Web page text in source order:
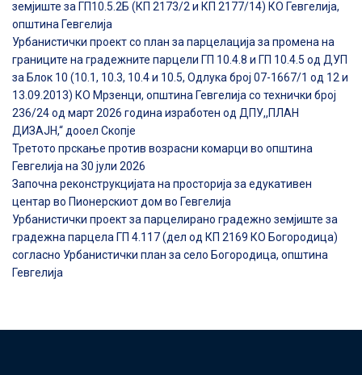
земјиште за ГП10.5.2Б (КП 2173/2 и КП 2177/14) КО Гевгелија,
општина Гевгелија
Урбанистички проект со план за парцелација за промена на
границите на градежните парцели ГП 10.4.8 и ГП 10.4.5 од ДУП
за Блок 10 (10.1, 10.3, 10.4 и 10.5, Одлука број 07-1667/1 од 12 и
13.09.2013) КО Мрзенци, општина Гевгелија со технички број
236/24 од март 2026 година изработен од ДПУ,,ПЛАН
ДИЗАЈН,“ дооел Скопје
Третото прскање против возрасни комарци во општина
Гевгелија на 30 јули 2026
Започна реконструкцијата на просторија за едукативен
центар во Пионерскиот дом во Гевгелија
Урбанистички проект за парцелирано градежно земјиште за
градежна парцела ГП 4.117 (дел од КП 2169 КО Богородица)
согласно Урбанистички план за село Богородица, општина
Гевгелија